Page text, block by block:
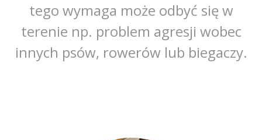
tego wymaga może odbyć się w
terenie np. problem agresji wobec
innych psów, rowerów lub biegaczy.